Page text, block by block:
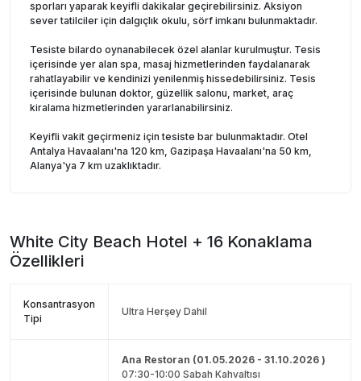
sporları yaparak keyifli dakikalar geçirebilirsiniz. Aksiyon
sever tatilciler için dalgıçlık okulu, sörf imkanı bulunmaktadır.
Tesiste bilardo oynanabilecek özel alanlar kurulmuştur. Tesis
içerisinde yer alan spa, masaj hizmetlerinden faydalanarak
rahatlayabilir ve kendinizi yenilenmiş hissedebilirsiniz. Tesis
içerisinde bulunan doktor, güzellik salonu, market, araç
kiralama hizmetlerinden yararlanabilirsiniz.
Keyifli vakit geçirmeniz için tesiste bar bulunmaktadır. Otel
Antalya Havaalanı'na 120 km, Gazipaşa Havaalanı'na 50 km,
Alanya'ya 7 km uzaklıktadır.
White City Beach Hotel + 16 Konaklama
Özellikleri
Konsantrasyon
Tipi
Ultra Herşey Dahil
Ana Restoran (01.05.2026 - 31.10.2026 )
07:30-10:00 Sabah Kahvaltısı